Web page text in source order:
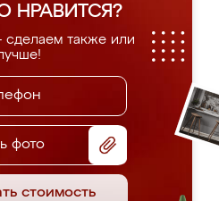
НРАВИТСЯ?
сделаем также или
фото
стоимость